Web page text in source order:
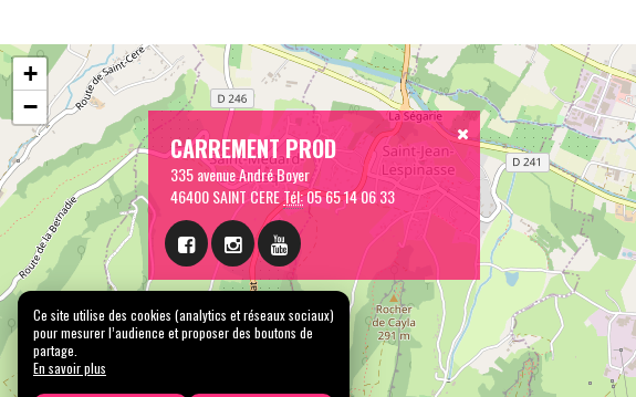
CARREMENT PROD
335 avenue André Boyer
46400 SAINT CERETél:05 65 14 06 33
+
−
Ce site utilise des cookies (analytics et réseaux sociaux)
pour mesurer l’audience et proposer des boutons de
partage.
En savoir plus